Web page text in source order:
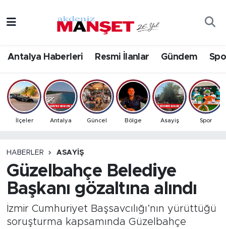
Antalya Haberleri Resmi İlanlar Gündem
İlçeler Antalya Güncel Bölge Asayiş Spor
HABERLER ASAYIŞ
Güzelbahçe Belediye
Başkanı gözaltına alındı
İzmir Cumhuriyet Başsavcılığı’nın yürüttüğü
soruşturma kapsamında Güzelbahçe
Bilim & Teknoloji
Eğitim
Ekonomi
Gündem
İlçeler
Kültür- Sanat
Antalya Hava Durumu
Antalya Namaz Vakitleri
Antalya Trafik Yoğunluk Haritası
Tüm Manşetler
Son Dakika Haberleri
Haber Arşivi